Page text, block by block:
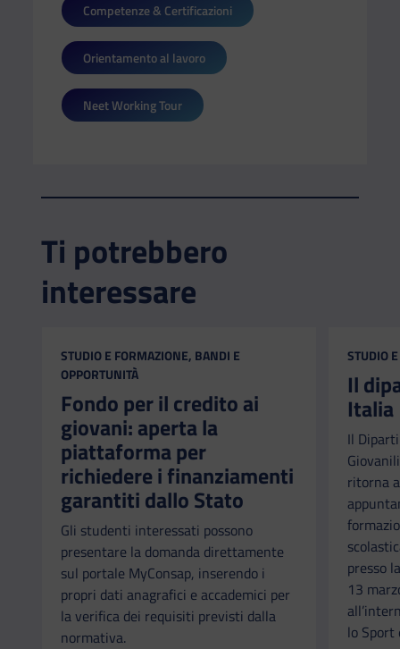
Competenze & Certificazioni
Orientamento al lavoro
Neet Working Tour
Ti potrebbero
interessare
CATEGORIA:
STUDIO E FORMAZIONE, BANDI E
OPPORTUNITÀ
Fondo per il credito ai
giovani: aperta la
piattaforma per
richiedere i finanziamenti
garantiti dallo Stato
Gli studenti interessati possono
presentare la domanda direttamente
sul portale MyConsap, inserendo i
propri dati anagrafici e accademici per
la verifica dei requisiti previsti dalla
normativa.
STUDIO
Il
Italia
Il
ritorna
presso
13
lo Sport